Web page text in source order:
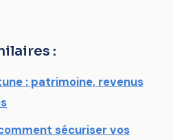
:
: patrimoine, revenus
sécuriser vos